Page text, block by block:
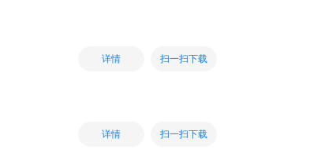
详情 扫一扫下载
详情 扫一扫下载